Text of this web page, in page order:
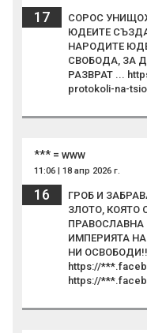
17
СОРОС
ЮДЕИТЕ
НАРОДИТЕ
СВОБОДА, ЗА
РАЗВРАТ ...
protokoli-na-
*** = www
11:06 | 18 апр 2026 г.
16
ГРОБ И
ЗЛОТО,
ПРАВОСЛАВНА
ИМПЕРИЯТА
НИ
https://
https://